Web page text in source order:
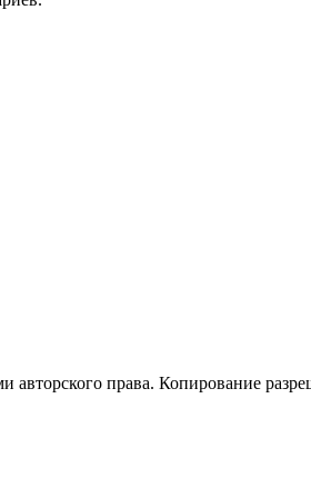
права. Копирование